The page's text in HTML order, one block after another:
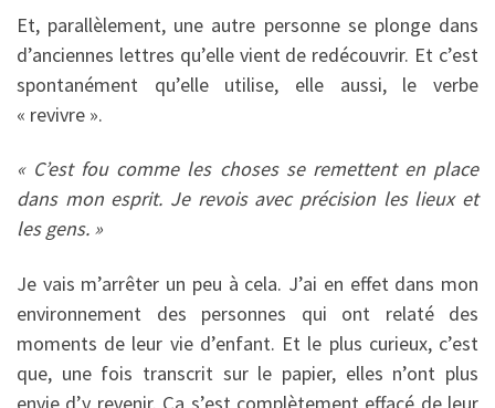
Et, parallèlement, une autre personne se plonge dans
d’anciennes lettres qu’elle vient de redécouvrir. Et c’est
spontanément qu’elle utilise, elle aussi, le verbe
« revivre ».
« C’est fou comme les choses se remettent en place
dans mon esprit. Je revois avec précision les lieux et
les gens. »
Je vais m’arrêter un peu à cela. J’ai en effet dans mon
environnement des personnes qui ont relaté des
moments de leur vie d’enfant. Et le plus curieux, c’est
que, une fois transcrit sur le papier, elles n’ont plus
envie d’y revenir. Ça s’est complètement effacé de leur